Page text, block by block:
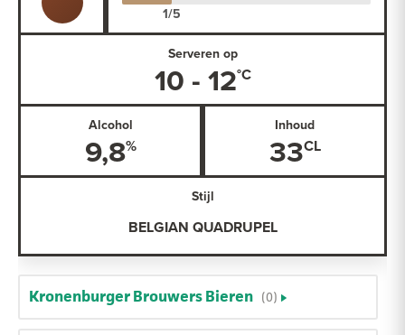
Serveren op
10 - 12
Alcohol
9,8
Inhoud
33
Stijl
BELGIAN QUADRUPEL
Kronenburger Brouwers Bieren (0)